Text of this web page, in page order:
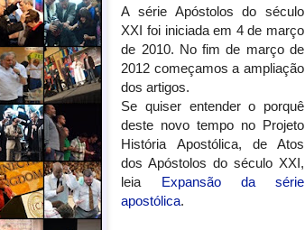
A série Apóstolos do século
XXI foi iniciada em 4 de março
de 2010. No fim de março de
2012 começamos a ampliação
dos artigos.
Se quiser entender o porquê
deste novo tempo no Projeto
História Apostólica, de Atos
dos Apóstolos do século XXI,
leia Expansão da série
apostólica.